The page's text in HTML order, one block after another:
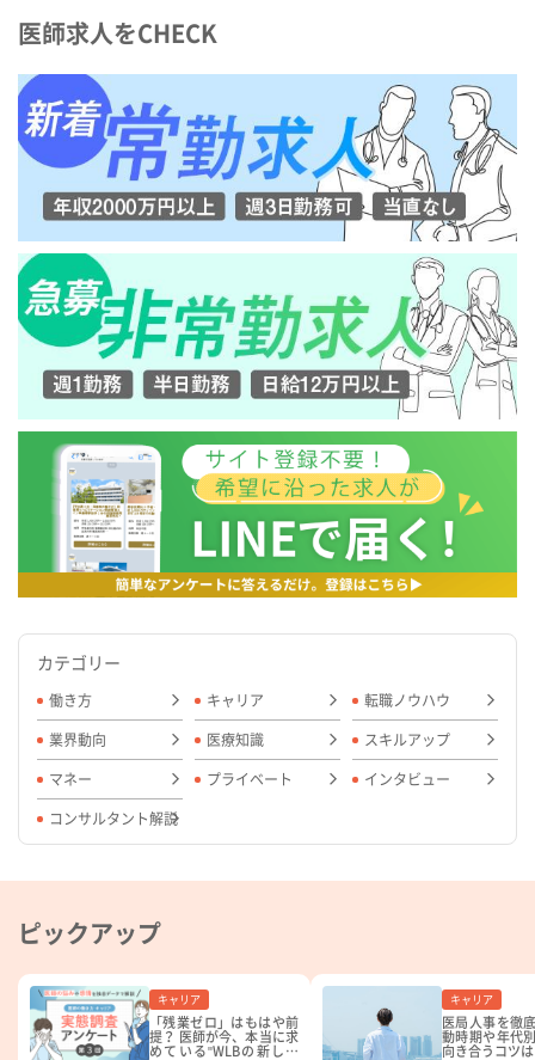
ピックアップ
キャリア
「残業ゼロ」はもはや前
提？ 医師が今、本当に求
めている"WLBの新しい
キャリア
医局人事を徹
動時期や年代
向き合うコツ
カテゴリー
働き方 キャリア 転職ノウハウ
業界動向 医療知識 スキルアップ
マネー プライベート インタビュー
コンサルタント解説
医師求人をCHECK